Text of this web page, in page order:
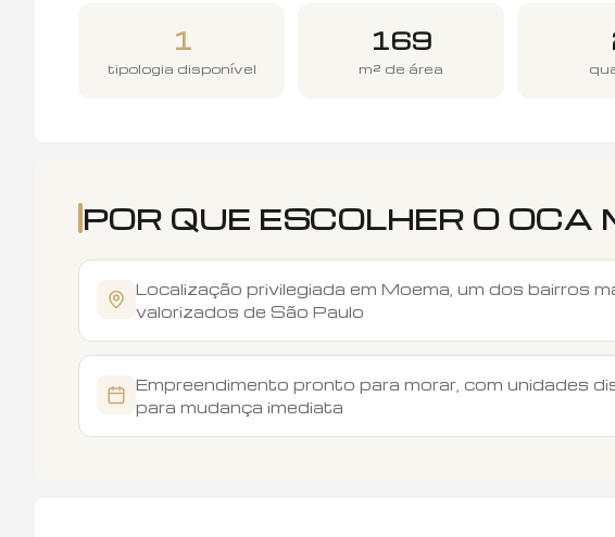
tipologia disponível
1
m² de área
169
POR QUE ESCOLHER O OCA
Localização privilegiada em Moema, um dos bairros
valorizados de São Paulo
Empreendimento pronto para morar, com unidades
para mudança imediata